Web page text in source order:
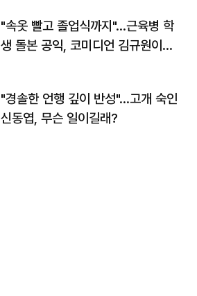
"속옷 빨고 졸업식까지"…근육병 학
생 돌본 공익, 코미디언 김규원이었
"경솔한 언행 깊이 반성"…고개 숙인
신동엽, 무슨 일이길래?